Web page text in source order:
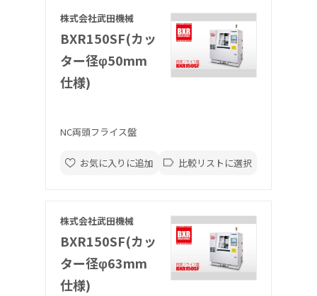
株式会社武田機械
BXR150SF(カッ
ター径φ50mm
仕様)
NC両頭フライス盤
お気に入りに追加 比較リストに選択
株式会社武田機械
BXR150SF(カッ
ター径φ63mm
仕様)